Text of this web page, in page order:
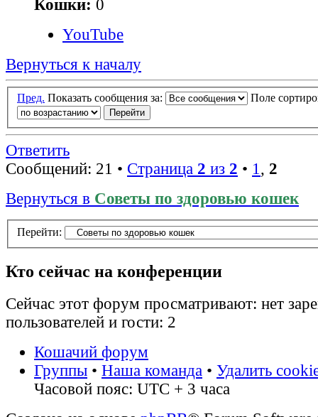
Кошки: 0
YouTube
Вернуться к началу
Пред. Показать сообщения за: Поле
Ответить
Сообщений: 21 • Страница 2 из 2 • 1, 2
Вернуться в Советы по здоровью кошек
Перейти:
Кто сейчас на конференции
Сейчас этот форум просматривают: нет
пользователей и гости: 2
Кошачий форум
Группы • Наша команда • Удалить
Часовой пояс: UTC + 3 часа